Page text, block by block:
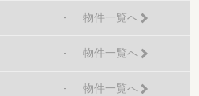
- 物件一覧へ
- 物件一覧へ
- 物件一覧へ